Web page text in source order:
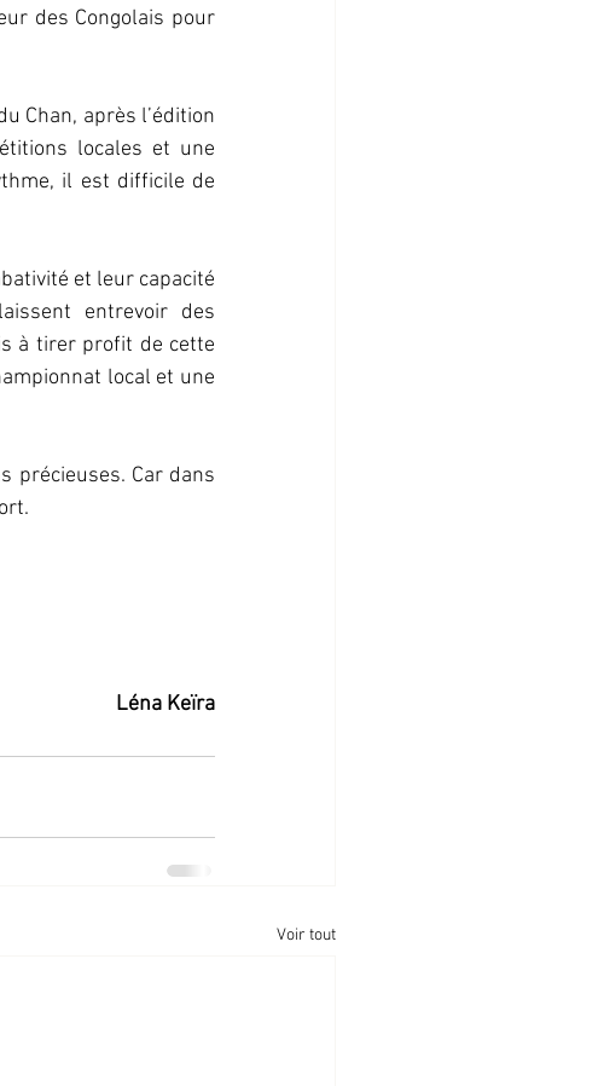
des Congolais pour
Chan, après l’édition
locales et une
il est difficile de
et leur capacité
entrevoir des
à tirer profit de cette
local et une
précieuses. Car dans
Léna Keïra
Voir tout